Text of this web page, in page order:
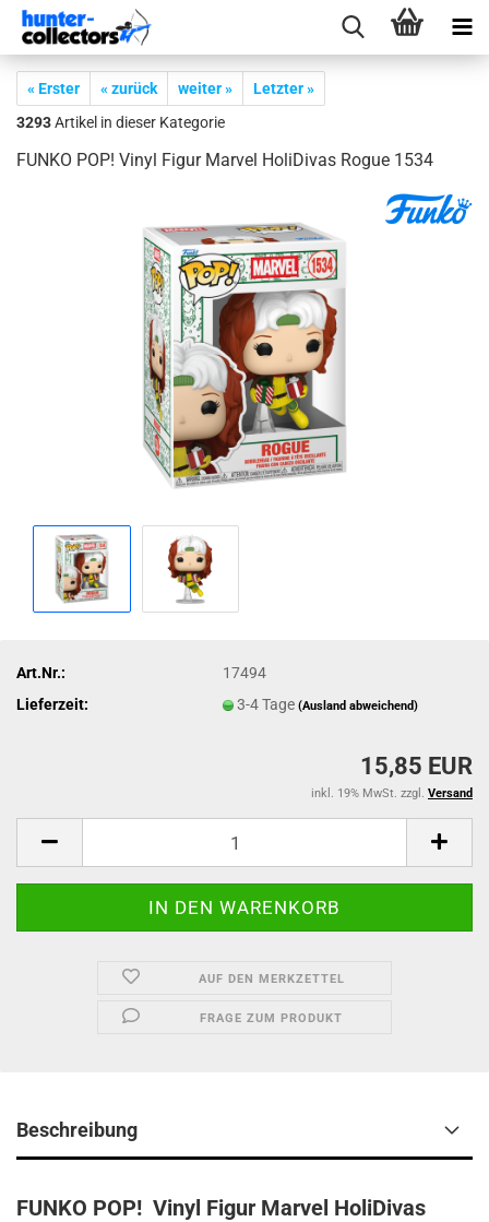
« Erster « zurück weiter »
Letzter »
3293Artikel in dieser Kategorie
FUNKO POP! Vinyl Figur Mar­vel Ho­li­Di­vas Rogue 1534
Art.Nr.:
17494
Lieferzeit:
3-4 Tage(Ausland abweichend)
15,85 EUR
inkl. 19% MwSt. zzgl. Versand
AUF DEN MERKZETTEL
FRAGE ZUM PRODUKT
Beschreibung
FUNKO POP! Vinyl Figur Marvel HoliDivas